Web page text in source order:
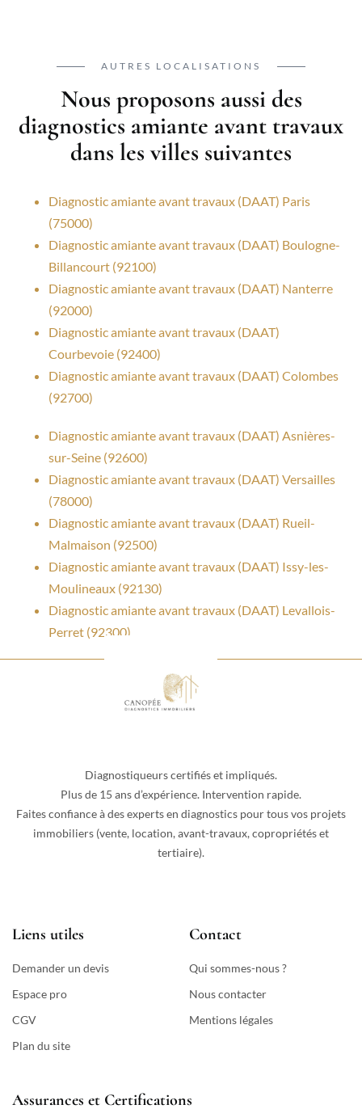
AUTRES LOCALISATIONS
Nous proposons aussi des
diagnostics amiante avant travaux
dans les villes suivantes
Diagnostic amiante avant travaux (DAAT) Paris
(75000)
Diagnostic amiante avant travaux (DAAT) Boulogne-
Billancourt (92100)
Diagnostic amiante avant travaux (DAAT) Nanterre
(92000)
Diagnostic amiante avant travaux (DAAT)
Courbevoie (92400)
Diagnostic amiante avant travaux (DAAT) Colombes
(92700)
Diagnostic amiante avant travaux (DAAT) Asnières-
sur-Seine (92600)
Diagnostic amiante avant travaux (DAAT) Versailles
(78000)
Diagnostic amiante avant travaux (DAAT) Rueil-
Malmaison (92500)
Diagnostic amiante avant travaux (DAAT) Issy-les-
Moulineaux (92130)
Diagnostic amiante avant travaux (DAAT) Levallois-
Perret (92300)
Diagnostiqueurs certifiés et impliqués.
Plus de 15 ans d’expérience. Intervention rapide.
Faites confiance à des experts en diagnostics pour tous vos projets
immobiliers (vente, location, avant-travaux, copropriétés et
tertiaire).
Liens utiles
Demander un devis
Espace pro
CGV
Plan du site
Contact
Qui sommes-nous ?
Nous contacter
Mentions légales
Assurances et Certifications